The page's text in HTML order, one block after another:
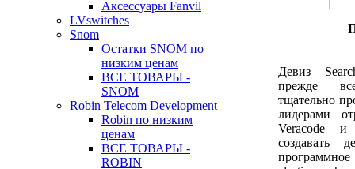
Аксессуары Fanvil
LVswitches
Snom
Остатки SNOM по
низким ценам
ВСЕ ТОВАРЫ -
SNOM
Robin Telecom Development
Robin по низким
ценам
ВСЕ ТОВАРЫ -
ROBIN
Девиз
прежде
тщательно
лидерами
Veracode
создавать